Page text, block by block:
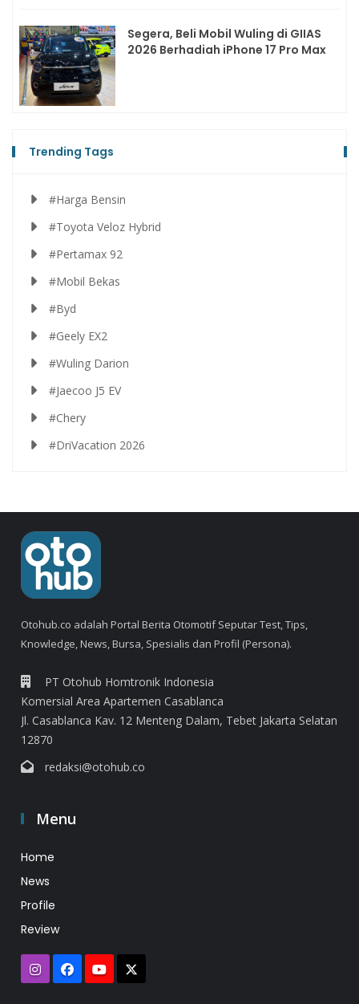
Segera, Beli Mobil Wuling di GIIAS
2026 Berhadiah iPhone 17 Pro Max
Trending Tags
#Harga Bensin
#Toyota Veloz Hybrid
#Pertamax 92
#Mobil Bekas
#Byd
#Geely EX2
#Wuling Darion
#Jaecoo J5 EV
#Chery
#DriVacation 2026
Otohub.co adalah Portal Berita Otomotif Seputar Test, Tips,
Knowledge, News, Bursa, Spesialis dan Profil (Persona).
PT Otohub Homtronik Indonesia
Komersial Area Apartemen Casablanca
Jl. Casablanca Kav. 12 Menteng Dalam, Tebet Jakarta Selatan
12870
redaksi@otohub.co
Menu
Home
News
Profile
Review